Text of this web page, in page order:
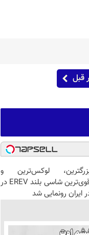
قبل
لوکس‌ترین و
قوی‌ترین شاسی بلند EREV در
ایران رونمایی شد